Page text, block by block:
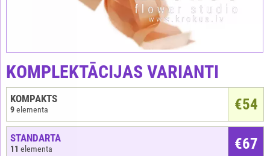
KOMPLEKTĀCIJAS VARIANTI
€54
KOMPAKTS
9elementa
€67
STANDARTA
11 elementa